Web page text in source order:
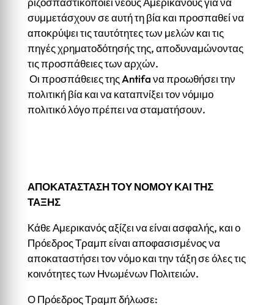
συμμετάσχουν σε αυτή τη βία και προσπαθεί να
αποκρύψει τις ταυτότητες των μελών και τις
πηγές χρηματοδότησής της, αποδυναμώνοντας
τις προσπάθειες των αρχών.
Οι προσπάθειες της Antifa να προωθήσει την
πολιτική βία και να καταπνίξει τον νόμιμο
πολιτικό λόγο πρέπει να σταματήσουν.
ΑΠΟΚΑΤΑΣΤΑΣΗ ΤΟΥ ΝΟΜΟΥ ΚΑΙ ΤΗΣ
ΤΑΞΗΣ
Κάθε Αμερικανός αξίζει να είναι ασφαλής, και ο
Πρόεδρος Τραμπ είναι αποφασισμένος να
αποκαταστήσει τον νόμο και την τάξη σε όλες τις
κοινότητες των Ηνωμένων Πολιτειών.
Ο Πρόεδρος Τραμπ δήλωσε: